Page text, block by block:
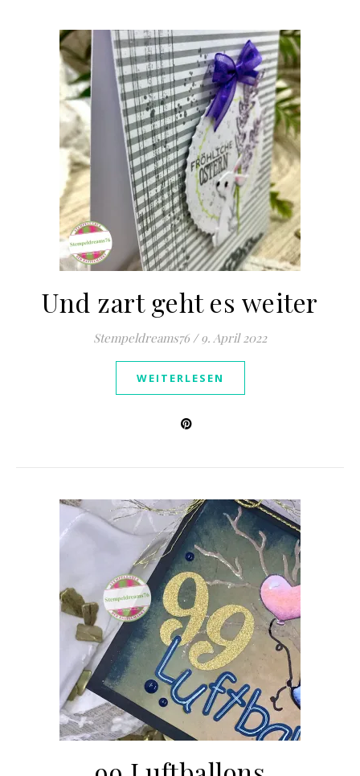
Und zart geht es weiter
Stempeldreams76 / 9. April 2022
WEITERLESEN